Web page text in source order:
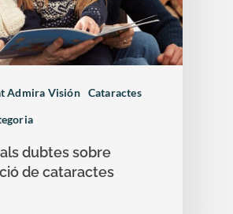
Admira Visión Cataractes
dubtes sobre
de cataractes